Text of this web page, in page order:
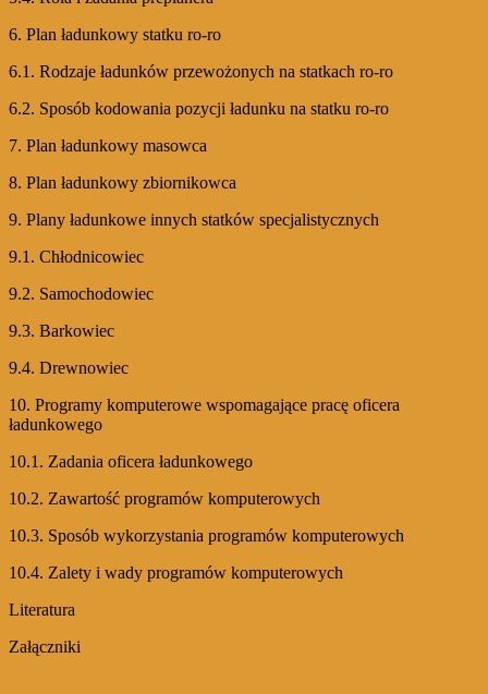
6. Plan ładunkowy statku ro-ro
6.1. Rodzaje ładunków przewożonych na statkach ro-ro
6.2. Sposób kodowania pozycji ładunku na statku ro-ro
7. Plan ładunkowy masowca
8. Plan ładunkowy zbiornikowca
9. Plany ładunkowe innych statków specjalistycznych
9.1. Chłodnicowiec
9.2. Samochodowiec
9.3. Barkowiec
9.4. Drewnowiec
10. Programy komputerowe wspomagające pracę oficera
ładunkowego
10.1. Zadania oficera ładunkowego
10.2. Zawartość programów komputerowych
10.3. Sposób wykorzystania programów komputerowych
10.4. Zalety i wady programów komputerowych
Literatura
Załączniki